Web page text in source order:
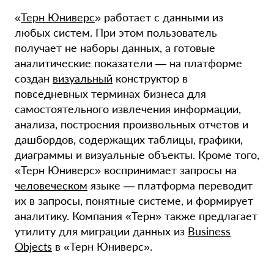
«Терн Юниверс» работает с данными из
любых систем. При этом пользователь
получает не наборы данных, а готовые
аналитические показатели — на платформе
создан визуальный конструктор в
повседневных терминах бизнеса для
самостоятельного извлечения информации,
анализа, построения произвольных отчетов и
дашбордов, содержащих таблицы, графики,
диаграммы и визуальные объекты. Кроме того,
«Терн Юниверс» воспринимает запросы на
человеческом языке — платформа переводит
их в запросы, понятные системе, и формирует
аналитику. Компания «Терн» также предлагает
утилиту для миграции данных из Business
Objects в «Терн Юниверс».